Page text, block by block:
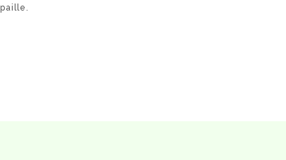
paille.